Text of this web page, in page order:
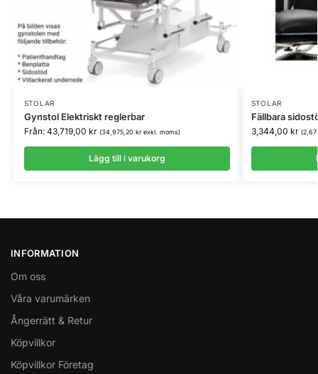
STOLAR
Gynstol Elektriskt reglerbar
Från: 43,719,00 kr (34,975,20 krexkl. moms)
Lägg till i varukorg
STOLAR
Fällbara
3,344,00 kr (
INFORMATION
Om oss
Våra varumärken
Ångerrätt & Retur
Köpvillkor
Köpvillkor Företag